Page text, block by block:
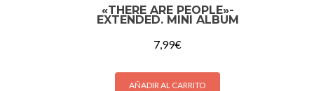
«THERE ARE PEOPLE»-
EXTENDED. MINI ALBUM
7,99€
AÑADIR AL CARRITO